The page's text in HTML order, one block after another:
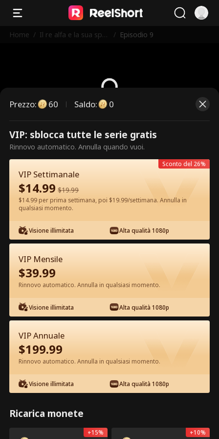
Home / Il re alfa e la sua spo
/ Episodio 9
Questi sono episodi a pagamento.
Sblocca per guardare.
Episodio 9 - Il re alfa e la sua sposa
vergine Film completo
0-49 50-80
9 10 13
131Esclusiva App: Sblocco
Prezzo: 60 Saldo: 0
VIP: sblocca tutte le serie gratis
Rinnovo automatico. Annulla quando vuoi.
VIP Settimanale
$14.99 $19.99
$14.99 per prima settimana, poi $19.99/settimana. Annulla in
qualsiasi momento.
Visione illimitata Alta qualità 1080p
Sconto del 26%
VIP Mensile
$39.99
Rinnovo automatico. Annulla in qualsiasi momento.
Visione illimitata Alta qualità 1080p
VIP Annuale
$199.99
Rinnovo automatico. Annulla in qualsiasi momento.
Visione illimitata Alta qualità 1080p
Ricarica monete
+15% +10%